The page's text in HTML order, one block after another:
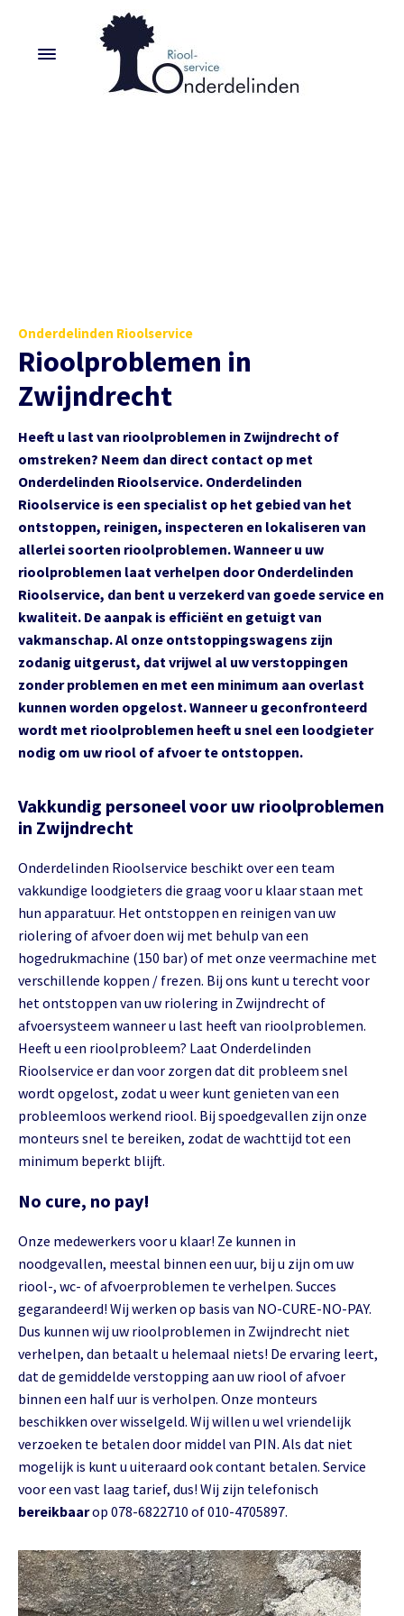
Onderdelinden Rioolservice
Rioolproblemen in
Zwijndrecht
Heeft u last van rioolproblemen in Zwijndrecht of
omstreken? Neem dan direct contact op met
Onderdelinden Rioolservice. Onderdelinden
Rioolservice is een specialist op het gebied van het
ontstoppen, reinigen, inspecteren en lokaliseren van
allerlei soorten rioolproblemen. Wanneer u uw
rioolproblemen laat verhelpen door Onderdelinden
Rioolservice, dan bent u verzekerd van goede service en
kwaliteit. De aanpak is efficiënt en getuigt van
vakmanschap. Al onze ontstoppingswagens zijn
zodanig uitgerust, dat vrijwel al uw verstoppingen
zonder problemen en met een minimum aan overlast
kunnen worden opgelost. Wanneer u geconfronteerd
wordt met rioolproblemen heeft u snel een loodgieter
nodig om uw riool of afvoer te ontstoppen.
Vakkundig personeel voor uw rioolproblemen
in Zwijndrecht
Onderdelinden Rioolservice beschikt over een team
vakkundige loodgieters die graag voor u klaar staan met
hun apparatuur. Het ontstoppen en reinigen van uw
riolering of afvoer doen wij met behulp van een
hogedrukmachine (150 bar) of met onze veermachine met
verschillende koppen / frezen. Bij ons kunt u terecht voor
het ontstoppen van uw riolering in Zwijndrecht of
afvoersysteem wanneer u last heeft van rioolproblemen.
Heeft u een rioolprobleem? Laat Onderdelinden
Rioolservice er dan voor zorgen dat dit probleem snel
wordt opgelost, zodat u weer kunt genieten van een
probleemloos werkend riool. Bij spoedgevallen zijn onze
monteurs snel te bereiken, zodat de wachttijd tot een
minimum beperkt blijft.
No cure, no pay!
Onze medewerkers voor u klaar! Ze kunnen in
noodgevallen, meestal binnen een uur, bij u zijn om uw
riool-, wc- of afvoerproblemen te verhelpen. Succes
gegarandeerd! Wij werken op basis van NO-CURE-NO-PAY.
Dus kunnen wij uw rioolproblemen in Zwijndrecht niet
verhelpen, dan betaalt u helemaal niets! De ervaring leert,
dat de gemiddelde verstopping aan uw riool of afvoer
binnen een half uur is verholpen. Onze monteurs
beschikken over wisselgeld. Wij willen u wel vriendelijk
verzoeken te betalen door middel van PIN. Als dat niet
mogelijk is kunt u uiteraard ook contant betalen. Service
voor een vast laag tarief, dus! Wij zijn telefonisch
bereikbaarop 078-6822710 of 010-4705897.